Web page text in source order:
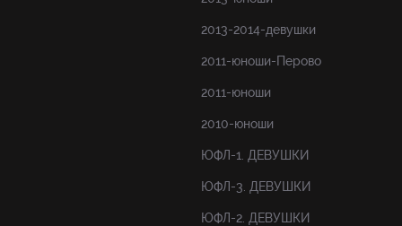
2013-2014-девушки
2011-юноши-Перово
2011-юноши
2010-юноши
ЮФЛ-1. ДЕВУШКИ
ЮФЛ-3. ДЕВУШКИ
ЮФЛ-2. ДЕВУШКИ